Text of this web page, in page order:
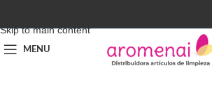
Skip to main content
MENU